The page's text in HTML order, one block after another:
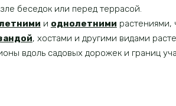
беседок или перед террасой.
и однолетними растениями,
, хостами и другими видами
вдоль садовых дорожек и границ